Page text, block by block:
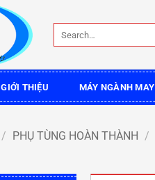
GIỚI THIỆU MÁY NGÀNH MAY
/ PHỤ TÙNG HOÀN THÀNH /